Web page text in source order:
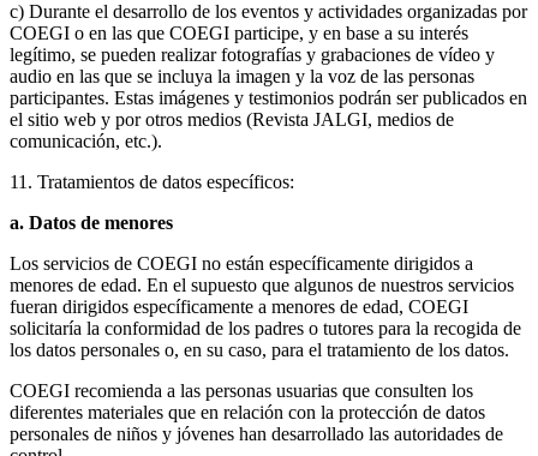
c) Durante el desarrollo de los eventos y actividades organizadas por
COEGI o en las que COEGI participe, y en base a su interés
legítimo, se pueden realizar fotografías y grabaciones de vídeo y
audio en las que se incluya la imagen y la voz de las personas
participantes. Estas imágenes y testimonios podrán ser publicados en
el sitio web y por otros medios (Revista JALGI, medios de
comunicación, etc.).
11. Tratamientos de datos específicos:
a. Datos de menores
Los servicios de COEGI no están específicamente dirigidos a
menores de edad. En el supuesto que algunos de nuestros servicios
fueran dirigidos específicamente a menores de edad, COEGI
solicitaría la conformidad de los padres o tutores para la recogida de
los datos personales o, en su caso, para el tratamiento de los datos.
COEGI recomienda a las personas usuarias que consulten los
diferentes materiales que en relación con la protección de datos
personales de niños y jóvenes han desarrollado las autoridades de